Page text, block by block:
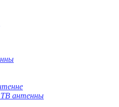
ТВ антенны